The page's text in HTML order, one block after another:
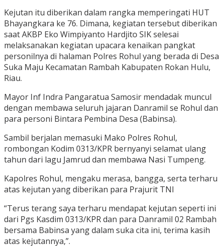
Kejutan itu diberikan dalam rangka memperingati HUT
Bhayangkara ke 76. Dimana, kegiatan tersebut diberikan
saat AKBP Eko Wimpiyanto Hardjito SIK selesai
melaksanakan kegiatan upacara kenaikan pangkat
personilnya di halaman Polres Rohul yang berada di Desa
Suka Maju Kecamatan Rambah Kabupaten Rokan Hulu,
Riau.
Mayor Inf Indra Pangaratua Samosir mendadak muncul
dengan membawa seluruh jajaran Danramil se Rohul dan
para personi Bintara Pembina Desa (Babinsa).
Sambil berjalan memasuki Mako Polres Rohul,
rombongan Kodim 0313/KPR bernyanyi selamat ulang
tahun dari lagu Jamrud dan membawa Nasi Tumpeng.
Kapolres Rohul, mengaku merasa, bangga, serta terharu
atas kejutan yang diberikan para Prajurit TNI
“Terus terang saya terharu mendapat kejutan seperti ini
dari Pgs Kasdim 0313/KPR dan para Danramil 02 Rambah
bersama Babinsa yang dalam suka cita ini, terima kasih
atas kejutannya,”.